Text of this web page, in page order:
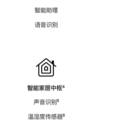
智能助理
语音识别
智能家居中枢脚
⁴
声音识别脚
⁵
温湿度传感器脚
⁶